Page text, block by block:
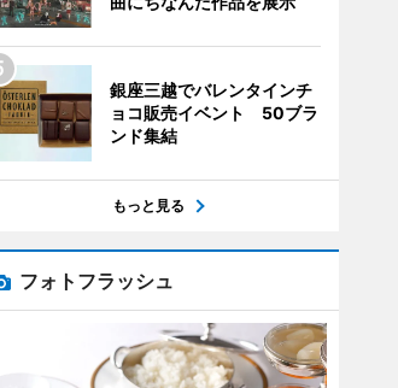
銀座三越でバレンタインチ
ョコ販売イベント 50ブラ
ンド集結
もっと見る
フォトフラッシュ